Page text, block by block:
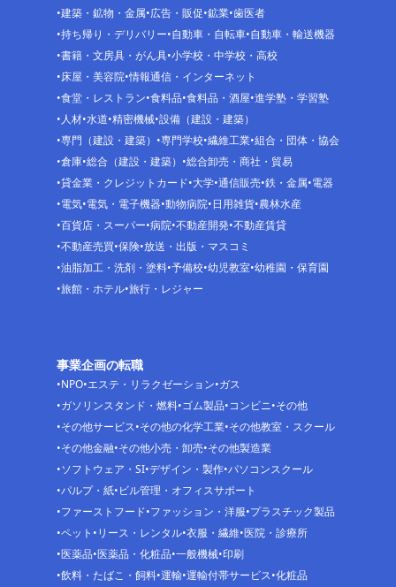
建築・鉱物・金属 広告・販促 鉱業 歯医者
持ち帰り・デリバリー 自動車・自転車 自動車・輸送機器
書籍・文房具・がん具 小学校・中学校・高校
床屋・美容院 情報通信・インターネット
食堂・レストラン 食料品 食料品・酒屋 進学塾・学習塾
人材 水道 精密機械 設備（建設・建築）
専門（建設・建築）
専門学校 繊維工業 組合・団体・協会
倉庫 総合（建設・建築）
総合卸売・商社・貿易
貸金業・クレジットカード 大学 通信販売 鉄・金属 電器
電気 電気・電子機器 動物病院 日用雑貨 農林水産
百貨店・スーパー 病院 不動産開発 不動産賃貸
不動産売買 保険 放送・出版・マスコミ
油脂加工・洗剤・塗料 予備校 幼児教室 幼稚園・保育園
旅館・ホテル 旅行・レジャー
事業企画の転職
NPO エステ・リラクゼーション ガス
ガソリンスタンド・燃料 ゴム製品 コンビニ その他
その他サービス その他の化学工業 その他教室・スクール
その他金融 その他小売・卸売 その他製造業
ソフトウェア・SI デザイン・製作 パソコンスクール
パルプ・紙 ビル管理・オフィスサポート
ファーストフード ファッション・洋服 プラスチック製品
ペット リース・レンタル 衣服・繊維 医院・診療所
医薬品 医薬品・化粧品 一般機械 印刷
飲料・たばこ・飼料 運輸 運輸付帯サービス 化粧品